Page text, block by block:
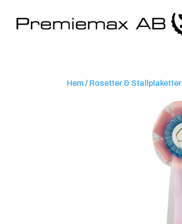
Hem / Rosetter & Stallplaketter